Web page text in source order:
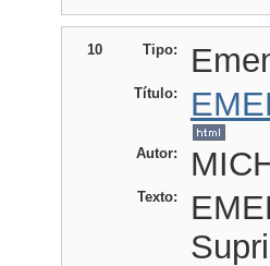
10 Tipo:
Título:
Autor:
Texto: